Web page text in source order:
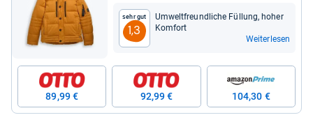
Sehr gut
1,3
Umwelt­freund­li­che Fül­lung, hoher
Kom­fort
Weiterlesen
89,99 € 92,99 € 104,30 €